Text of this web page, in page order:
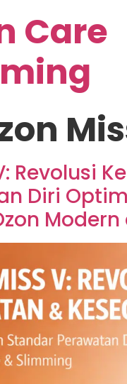
Care
Revolusi
Diri